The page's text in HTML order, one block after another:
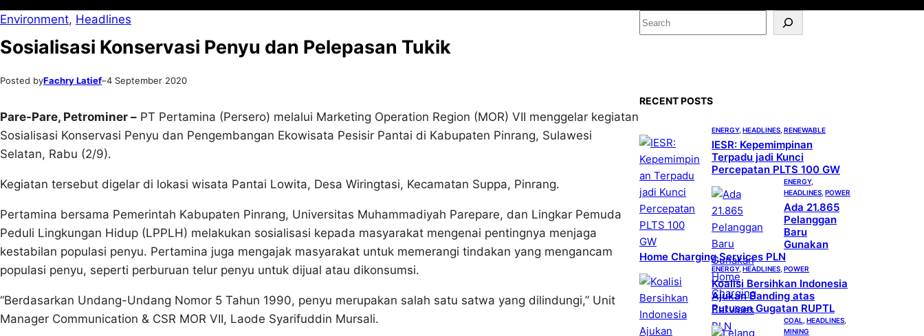
Environment, Headlines
Sosialisasi Konservasi Penyu dan Pelepasan Tukik
Posted byFachry Latief–4 September 2020
Pare-Pare, Petrominer – PT Pertamina (Persero) melalui Marketing Operation Region (MOR) VII menggelar kegiatan
Sosialisasi Konservasi Penyu dan Pengembangan Ekowisata Pesisir Pantai di Kabupaten Pinrang, Sulawesi
Selatan, Rabu (2/9).
Kegiatan tersebut digelar di lokasi wisata Pantai Lowita, Desa Wiringtasi, Kecamatan Suppa, Pinrang.
Pertamina bersama Pemerintah Kabupaten Pinrang, Universitas Muhammadiyah Parepare, dan Lingkar Pemuda
Peduli Lingkungan Hidup (LPPLH) melakukan sosialisasi kepada masyarakat mengenai pentingnya menjaga
kestabilan populasi penyu. Pertamina juga mengajak masyarakat untuk memerangi tindakan yang mengancam
populasi penyu, seperti perburuan telur penyu untuk dijual atau dikonsumsi.
“Berdasarkan Undang-Undang Nomor 5 Tahun 1990, penyu merupakan salah satu satwa yang dilindungi,” Unit
Manager Communication & CSR MOR VII, Laode Syarifuddin Mursali.
S
e
RECENT POSTS
ENERGY, HEADLINES RENEWABLE
IESR: Kepemimpinan
Terpadu jadi Kunci
Percepatan PLTS 100 GW
ENERGY
HEADLINES POWER
Ada 21.865
Pelanggan
Baru
Gunakan
Home Charging Services PLN
ENERGY, HEADLINES POWER
Koalisi Bersihkan Indonesia
Ajukan Banding atas
Putusan Gugatan RUPTL
COAL HEADLINES
MINING